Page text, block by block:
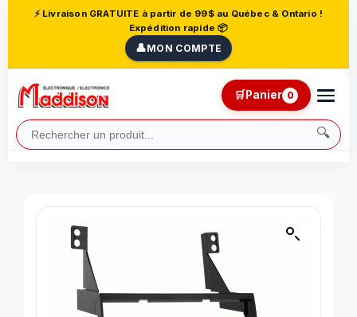
⚡ Livraison GRATUITE à partir de 99$ au Québec & Ontario !
Expédition rapide 📦
👤MON COMPTE
🔍
🛒Panier 0